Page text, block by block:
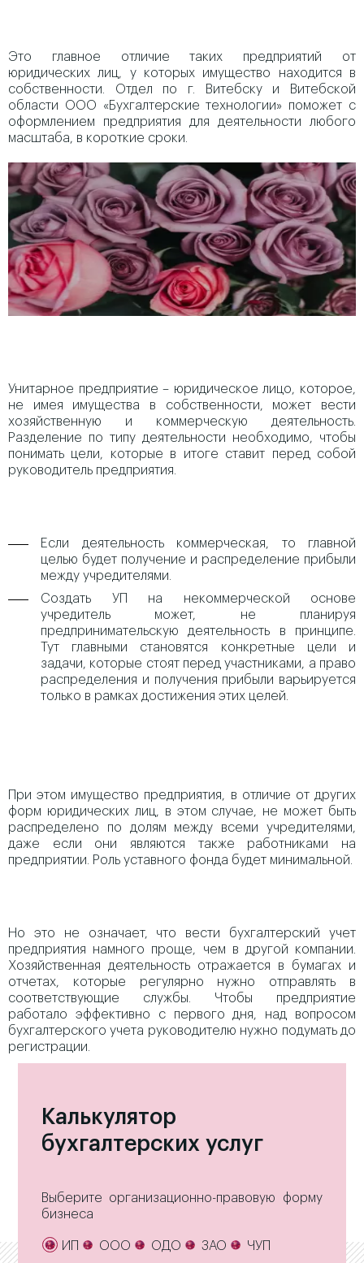
Это главное отличие таких предприятий от
юридических лиц, у которых имущество находится в
собственности. Отдел по г. Витебску и Витебской
области ООО «Бухгалтерские технологии» поможет с
оформлением предприятия для деятельности любого
масштаба, в короткие сроки.
Унитарное предприятие – юридическое лицо, которое,
не имея имущества в собственности, может вести
хозяйственную и коммерческую деятельность.
Разделение по типу деятельности необходимо, чтобы
понимать цели, которые в итоге ставит перед собой
руководитель предприятия.
Если деятельность коммерческая, то главной
целью будет получение и распределение прибыли
между учредителями.
Создать УП на некоммерческой основе
учредитель может, не планируя
предпринимательскую деятельность в принципе.
Тут главными становятся конкретные цели и
задачи, которые стоят перед участниками, а право
распределения и получения прибыли варьируется
только в рамках достижения этих целей.
При этом имущество предприятия, в отличие от других
форм юридических лиц, в этом случае, не может быть
распределено по долям между всеми учредителями,
даже если они являются также работниками на
предприятии. Роль уставного фонда будет минимальной.
Но это не означает, что вести бухгалтерский учет
предприятия намного проще, чем в другой компании.
Хозяйственная деятельность отражается в бумагах и
отчетах, которые регулярно нужно отправлять в
соответствующие службы. Чтобы предприятие
работало эффективно с первого дня, над вопросом
бухгалтерского учета руководителю нужно подумать до
регистрации.
Калькулятор
бухгалтерских услуг
Выберите организационно-правовую форму
бизнеса
ИП ООО ОДО ЗАО
ЧУП